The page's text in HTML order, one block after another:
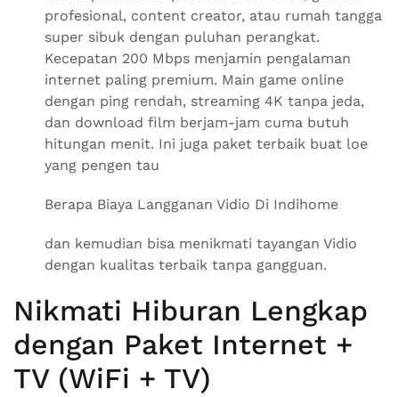
profesional, content creator, atau rumah tangga
super sibuk dengan puluhan perangkat.
Kecepatan 200 Mbps menjamin pengalaman
internet paling premium. Main game online
dengan ping rendah, streaming 4K tanpa jeda,
dan download film berjam-jam cuma butuh
hitungan menit. Ini juga paket terbaik buat loe
yang pengen tau
Berapa Biaya Langganan Vidio Di Indihome
dan kemudian bisa menikmati tayangan Vidio
dengan kualitas terbaik tanpa gangguan.
Nikmati Hiburan Lengkap
dengan Paket Internet +
TV (WiFi + TV)